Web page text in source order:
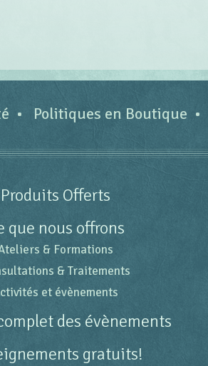
Politiques en Boutique
Produits Offerts
que nous offrons
& Formations
& Traitements
et évènements
des évènements
gratuits!